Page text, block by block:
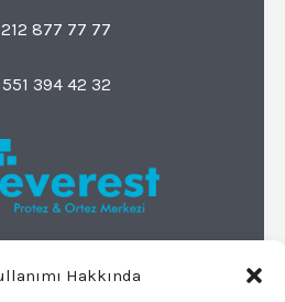
Hakkında
877 77 77
394 42 32
Protez Ortez Merkezi